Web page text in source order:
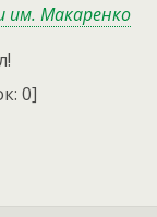
им. Макаренко
0]